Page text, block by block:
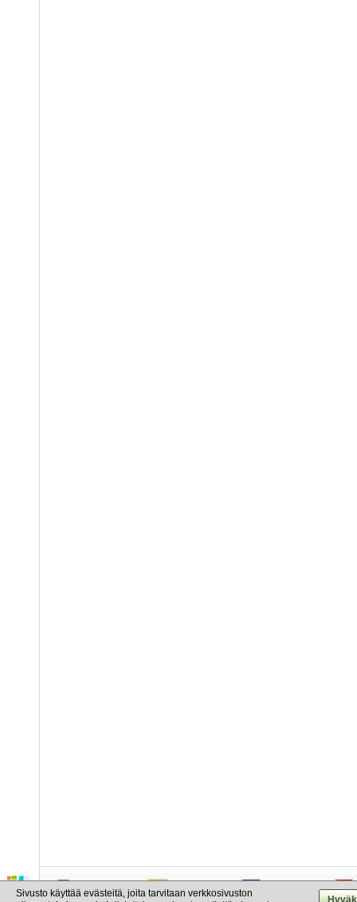
info@cargo.lt
+370 655 17777
+380 50 337-20-47
Sivusto käyttää evästeitä, joita tarvitaan verkkosivuston